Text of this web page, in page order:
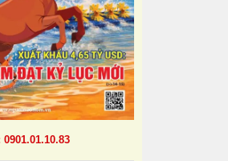
0901.01.10.83